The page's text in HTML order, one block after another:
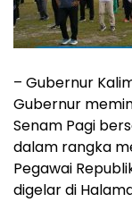
– Gubernur
Gubernur
Senam Pagi
dalam rangka
Pegawai
digelar di